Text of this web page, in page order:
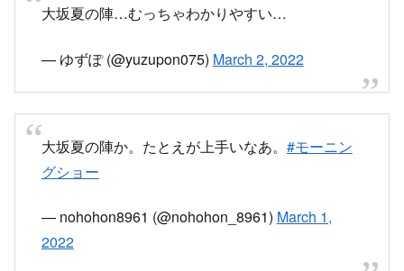
大坂夏の陣…むっちゃわかりやすい…
— ゆずぽ (@yuzupon075) March 2, 2022
大坂夏の陣か。たとえが上手いなあ。 #モーニン
グショー
— nohohon8961 (@nohohon_8961) March 1,
2022